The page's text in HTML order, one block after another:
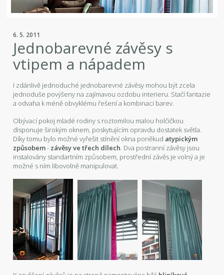
6. 5. 2011
Jednobarevné závěsy s
vtipem a nápadem
I zdánlivě jednoduché jednobarevné závěsy mohou být zcela
jednoduše povýšeny na zajímavou ozdobu interieru. Stačí fantazie
a odvaha k méně obvyklému řešení a kombinaci barev.
Obývací pokoj mladé rodiny s roztomilou malou holčičkou
disponuje širokým oknem, poskytujícím opravdu dostatek světla.
Díky tomu bylo možné vyřešit stínění okna poněkud atypickým
způsobem- závěsy ve třech dílech. Dva postranní závěsy jsou
instalovány standartním způsobem, prostřední závěs je volný a je
možné s ním libovolně manipulovat.